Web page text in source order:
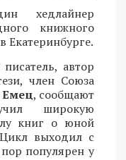
хедлайнер
книжного
Екатеринбурге.
автор
член Союза
, сообщают
широкую
книг о юной
выходил с
популярен у